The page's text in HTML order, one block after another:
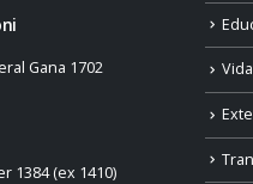
Gana 1702
1384 (ex 1410)